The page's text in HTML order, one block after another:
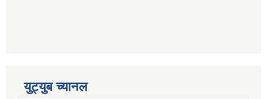
युट्युब च्यानल